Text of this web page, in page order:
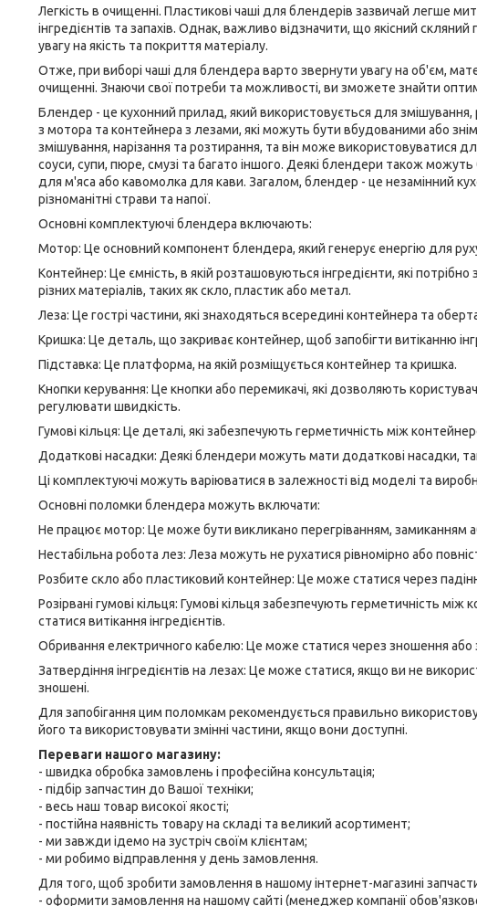
Легкість в очищенні. Пластикові чаші для блендерів зазвичай легше
інгредієнтів та запахів. Однак, важливо відзначити, що якісний
увагу на якість та покриття матеріалу.
Отже, при виборі чаші для блендера варто звернути увагу на об'єм,
очищенні. Знаючи свої потреби та можливості, ви зможете знайти
Блендер - це кухонний прилад, який використовується для змішування,
з мотора та контейнера з лезами, які можуть бути вбудованими або
змішування, нарізання та розтирання, та він може використовуватися
соуси, супи, пюре, смузі та багато іншого. Деякі блендери також
для м'яса або кавомолка для кави. Загалом, блендер - це незамінний
різноманітні страви та напої.
Основні комплектуючі блендера включають:
Мотор: Це основний компонент блендера, який генерує енергію для
Контейнер: Це ємність, в якій розташовуються інгредієнти, які
різних матеріалів, таких як скло, пластик або метал.
Леза: Це гострі частини, які знаходяться всередині контейнера та
Кришка: Це деталь, що закриває контейнер, щоб запобігти витіканню
Підставка: Це платформа, на якій розміщується контейнер та кришка.
Кнопки керування: Це кнопки або перемикачі, які дозволяють
регулювати швидкість.
Гумові кільця: Це деталі, які забезпечують герметичність між
Додаткові насадки: Деякі блендери можуть мати додаткові насадки,
Ці комплектуючі можуть варіюватися в залежності від моделі та
Основні поломки блендера можуть включати:
Не працює мотор: Це може бути викликано перегріванням, замиканням
Нестабільна робота лез: Леза можуть не рухатися рівномірно або
Розбите скло або пластиковий контейнер: Це може статися через
Розірвані гумові кільця: Гумові кільця забезпечують герметичність
статися витікання інгредієнтів.
Обривання електричного кабелю: Це може статися через зношення
Затвердіння інгредієнтів на лезах: Це може статися, якщо ви не
зношені.
Для запобігання цим поломкам рекомендується правильно
його та використовувати змінні частини, якщо вони доступні.
Переваги нашого магазину:
- швидка обробка замовлень і професійна консультація;
- підбір запчастин до Вашої техніки;
- весь наш товар високої якості;
- постійна наявність товару на складі та великий асортимент;
- ми завжди ідемо на зустріч своїм клієнтам;
- ми робимо відправлення у день замовлення.
Для того, щоб зробити замовлення в нашому інтернет-магазині
- оформити замовлення на нашому сайті (менеджер компанії